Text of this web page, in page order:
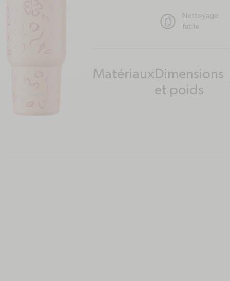
Nettoyage
facile
Matériaux
plus
minus
Dimensions
et poids
plus
minus